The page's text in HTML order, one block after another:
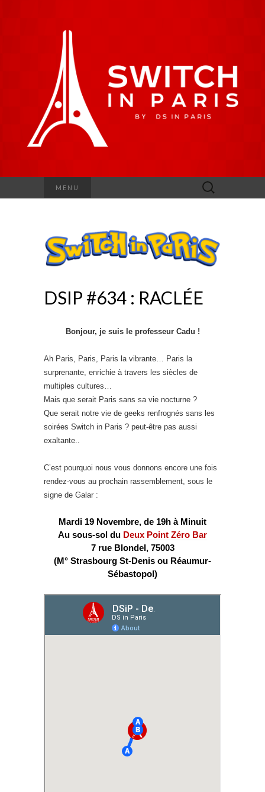
MENU Rechercher :
DSIP #634 : RACLÉE
Bonjour, je suis le professeur Cadu !
Ah Paris, Paris, Paris la vibrante… Paris la
surprenante, enrichie à travers les siècles de
multiples cultures…
Mais que serait Paris sans sa vie nocturne ?
Que serait notre vie de geeks renfrognés sans les
soirées Switch in Paris ? peut-être pas aussi
exaltante..
C’est pourquoi nous vous donnons encore une fois
rendez-vous au prochain rassemblement, sous le
signe de Galar :
Mardi 19 Novembre, de 19h à Minuit
Au sous-sol du Deux Point Zéro Bar
7 rue Blondel, 75003
(M° Strasbourg St-Denis ou Réaumur-
Sébastopol)